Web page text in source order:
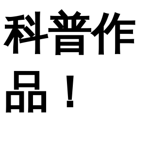
科普作
品！